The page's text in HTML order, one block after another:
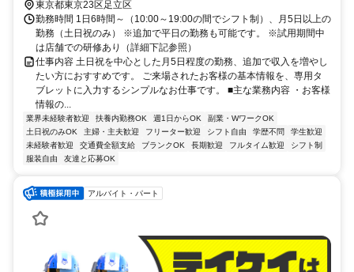
里・舎人ライナー 扇大橋西口徒歩約8分
東京都東京23区足立区
勤務時間 1日6時間～（10:00～19:00の間でシフト制）、月5日以上の
勤務（土日祝のみ） ※追加で平日の勤務も可能です。 ※試用期間中
は店舗での研修あり（詳細下記参照）
仕事内容 土日祝を中心とした月5日程度の勤務、追加で収入を増やし
たい方におすすめです。 ご来場されたお客様の基本情報を、専用タ
ブレットに入力するシンプルなお仕事です。 ■主な業務内容 ・お客様
情報の...
業界未経験者歓迎 扶養内勤務OK 週1日からOK
副業・WワークOK
土日祝のみOK
主婦・主夫歓迎 フリーター歓迎 シフト自由 学歴不問
学生歓迎
未経験者歓迎
交通費全額支給 ブランクOK 長期歓迎 フルタイム歓迎
シフト制
服装自由
友達と応募OK
アルバイト・パート